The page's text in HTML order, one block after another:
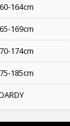
164cm
169cm
174cm
185cm